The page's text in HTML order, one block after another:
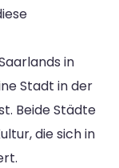
in
Stadt in der
Beide Städte
die sich in